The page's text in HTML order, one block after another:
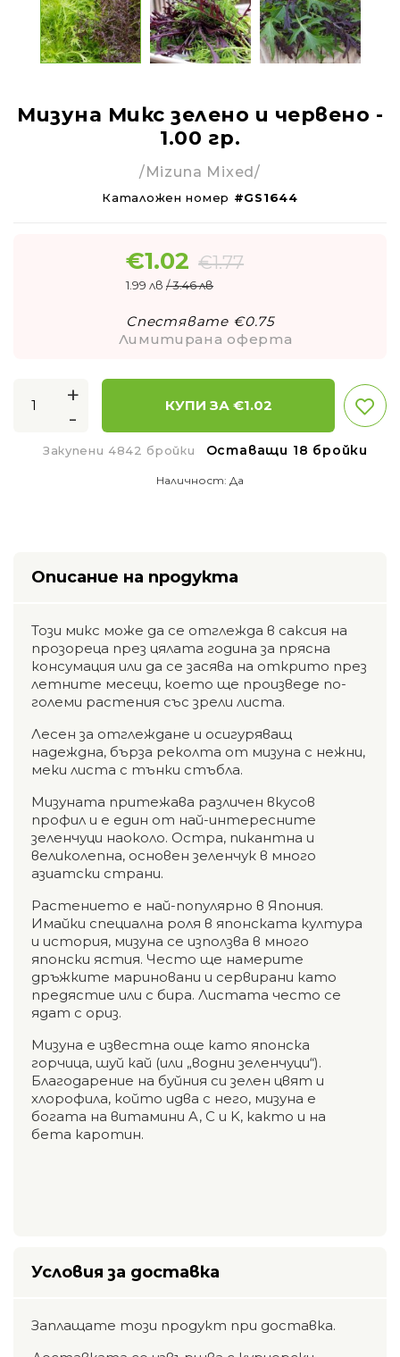
Мизуна Микс зелено и червено -
1.00 гр.
/Mizuna Mixed/
Каталожен номер #GS1644
€1.02 €1.77
1.99 лв / 3.46 лв
Спестявате €0.75
Лимитирана оферта
+
-
КУПИ ЗА €1.02
Закупени 4842 бройки Оставащи 18 бройки
Наличност: Да
Описание на продукта
Този микс може да се отглежда в саксия на
прозореца през цялата година за прясна
консумация или да се засява на открито през
летните месеци, което ще произведе по-
големи растения със зрели листа.
Лесен за отглеждане и осигуряващ
надеждна, бърза реколта от мизуна с нежни,
меки листа с тънки стъбла.
Мизуната притежава различен вкусов
профил и е един от най-интересните
зеленчуци наоколо. Остра, пикантна и
великолепна, основен зеленчук в много
азиатски страни.
Растението е най-популярно в Япония.
Имайки специална роля в японската култура
и история, мизуна се използва в много
японски ястия. Често ще намерите
дръжките мариновани и сервирани като
предястие или с бира. Листата често се
ядат с ориз.
Мизуна е известна още като японска
горчица, шуй кай (или „водни зеленчуци“).
Благодарение на буйния си зелен цвят и
хлорофила, който идва с него, мизуна е
богата на витамини A, C и K, както и на
бета каротин.
Условия за доставка
Заплащате този продукт при доставка.